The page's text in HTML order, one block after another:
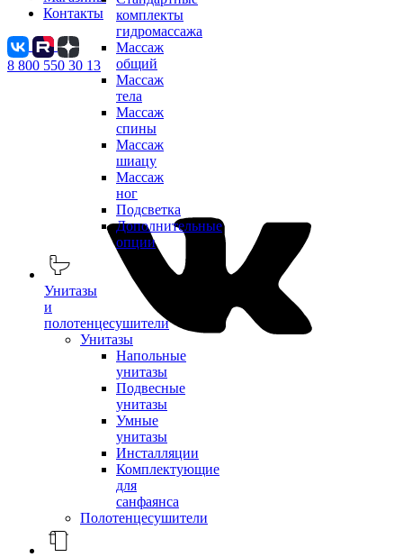
комплекты
гидромассажа
Массаж
общий
Массаж
тела
Массаж
спины
Массаж
шиацу
Массаж
ног
Подсветка
Дополнительные
опции
Унитазы
и
полотенцесушители
Унитазы
Напольные
унитазы
Подвесные
унитазы
Умные
унитазы
Инсталляции
Комплектующие
для
санфаянса
Полотенцесушители
Контакты
8 800 550 30 13